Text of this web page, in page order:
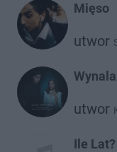
Mięso
utwor
utwor
Ile Lat?